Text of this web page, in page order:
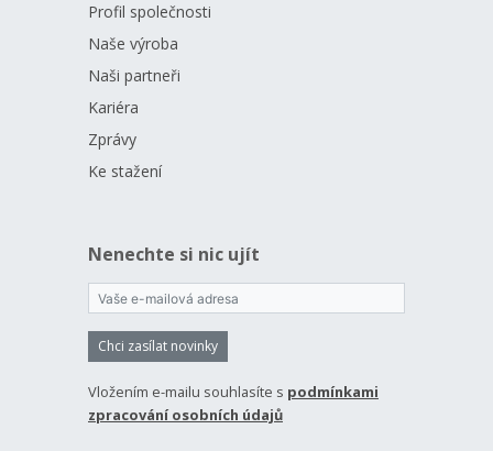
Profil společnosti
Naše výroba
Naši partneři
Kariéra
Zprávy
Ke stažení
Nenechte si nic ujít
Chci zasílat novinky
Vložením e-mailu souhlasíte s podmínkami
zpracování osobních údajů